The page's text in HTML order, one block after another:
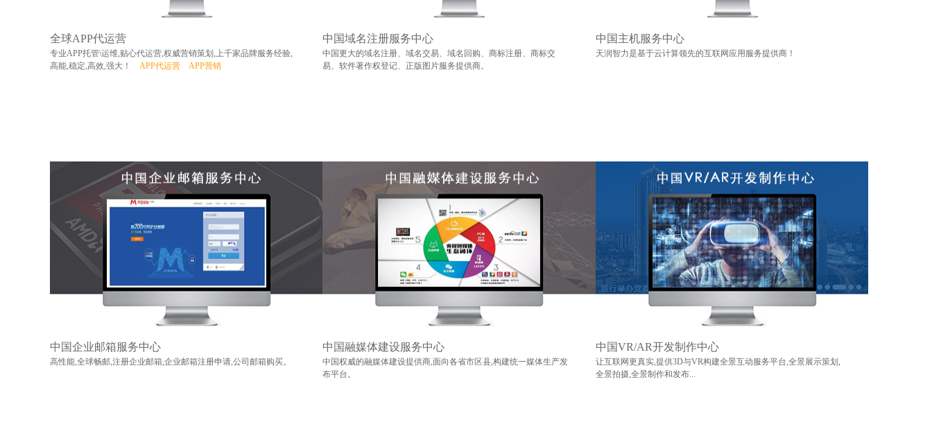
全球APP代运营
专业APP托管\运维,贴心代运营,权威营销策划,上千家品牌服务经验,
高能,稳定,高效,强大！ APP代运营 APP营销
中国域名注册服务中心
中国更大的域名注册、域名交易、域名回购、商标注册、商标交
易、软件著作权登记、正版图片服务提供商。
中国主机服务中心
天润智力是基于云计算领先的互联网应用服务提供商！
中国企业邮箱服务中心
高性能,全球畅邮,注册企业邮箱,企业邮箱注册申请,公司邮箱购买。
中国融媒体建设服务中心
中国权威的融媒体建设提供商,面向各省市区县,构建统一媒体生产发
布平台。
中国VR/AR开发制作中心
让互联网更真实,提供3D与VR构建全景互动服务平台,全景展示策划,
全景拍摄,全景制作和发布...